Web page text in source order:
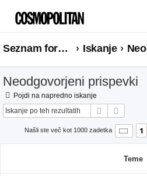
Seznam forumov Iskanje
Neodgovorjeni prispevki
Pojdi na napredno iskanje
Iskanje
Našli ste več kot 1000 zadetka Stran
1
Teme